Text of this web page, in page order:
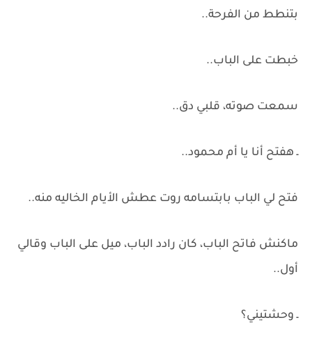
بتنطط من الفرحة..
خبطت على الباب..
سمعت صوته، قلبي دق..
ـ هفتح أنا يا أم محمود..
فتح لي الباب بابتسامه روت عطش الأيام الخاليه منه..
ماكنش فاتح الباب، كان رادد الباب، ميل على الباب وقالي
أول..
ـ وحشتيني؟